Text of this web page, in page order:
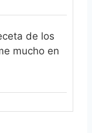
de los
mucho en